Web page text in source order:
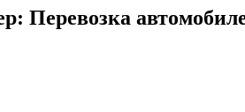
Перевозка